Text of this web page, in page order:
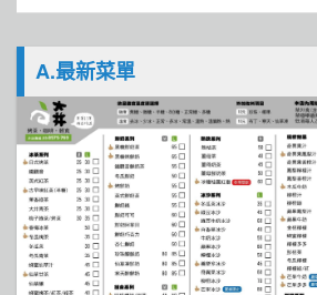
A.最新菜單
品牌總覽